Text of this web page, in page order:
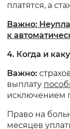
платятся, а
Важно:
к
4. Когда и
Важно:
выплату
исключением
Право на
месяцев